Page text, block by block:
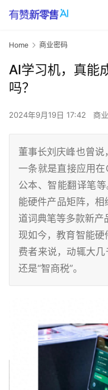
Home 商业密码
AI学习机，真能
吗？
2024年9月19日 17:42 商
董事长刘庆峰也曾
一条就是直接应用
公本、智能翻译笔
能硬件产品矩阵，
道词典笔等多款新产
现如今，教育智能
费者来说，动辄大
还是“智商税”。